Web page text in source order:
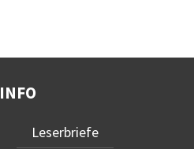
INFO
Leserbriefe